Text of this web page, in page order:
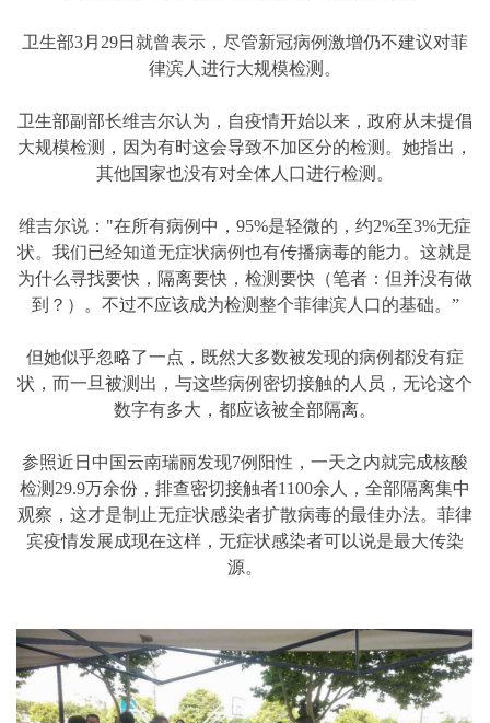
卫生部3月29日就曾表示，尽管新冠病例激增仍不建议对菲
律滨人进行大规模检测。
卫生部副部长维吉尔认为，自疫情开始以来，政府从未提倡
大规模检测，因为有时这会导致不加区分的检测。她指出，
其他国家也没有对全体人口进行检测。
维吉尔说："在所有病例中，95%是轻微的，约2%至3%无症
状。我们已经知道无症状病例也有传播病毒的能力。这就是
为什么寻找要快，隔离要快，检测要快（笔者：但并没有做
到？）。不过不应该成为检测整个菲律滨人口的基础。”
但她似乎忽略了一点，既然大多数被发现的病例都没有症
状，而一旦被测出，与这些病例密切接触的人员，无论这个
数字有多大，都应该被全部隔离。
参照近日中国云南瑞丽发现7例阳性，一天之内就完成核酸
检测29.9万余份，排查密切接触者1100余人，全部隔离集中
观察，这才是制止无症状感染者扩散病毒的最佳办法。菲律
宾疫情发展成现在这样，无症状感染者可以说是最大传染
源。